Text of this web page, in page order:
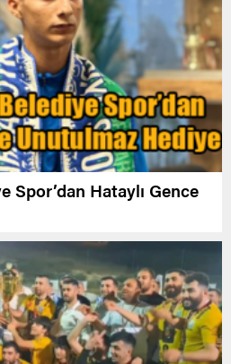
Spor’dan Hataylı Gence